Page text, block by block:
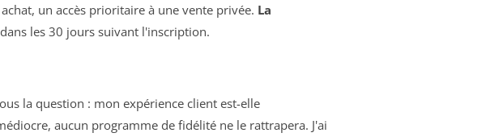
un accès prioritaire à une vente privée. La
les 30 jours suivant l'inscription.
la question : mon expérience client est-elle
aucun programme de fidélité ne le rattrapera. J'ai